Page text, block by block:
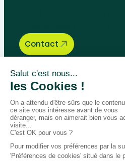
Contact
Bégénat
Level of education
News
Return policy
100% secure